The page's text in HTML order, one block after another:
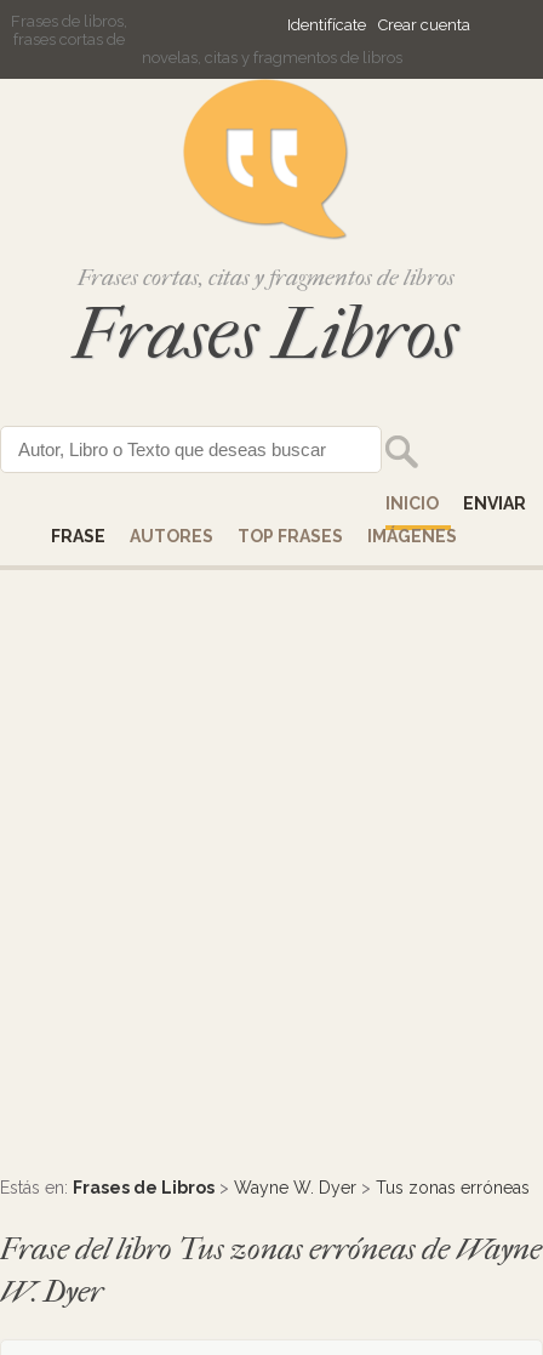
Identifícate Crear cuenta
Frases de libros,
frases cortas de
novelas, citas y fragmentos de libros
Frases cortas, citas y fragmentos de libros
Frases Libros
INICIO
ENVIAR
FRASE
AUTORES TOP FRASES IMÁGENES
Estás en: Frases de Libros > Wayne W. Dyer > Tus zonas erróneas
Frase del libro Tus zonas erróneas de Wayne
W. Dyer